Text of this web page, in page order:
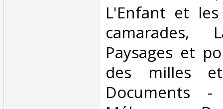
L'Enfant et
camarades,
Paysages et
des milles
Documents